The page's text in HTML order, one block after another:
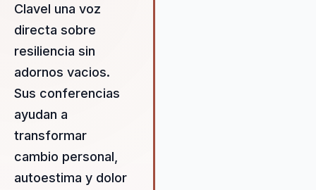
Clavel una voz
directa sobre
resiliencia sin
adornos vacios.
Sus conferencias
ayudan a
transformar
cambio personal,
autoestima y dolor